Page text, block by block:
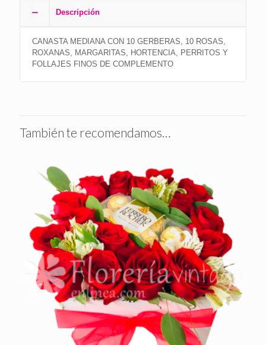
Descripción
CANASTA MEDIANA CON 10 GERBERAS, 10 ROSAS,
ROXANAS, MARGARITAS, HORTENCIA, PERRITOS Y
FOLLAJES FINOS DE COMPLEMENTO
También te recomendamos…